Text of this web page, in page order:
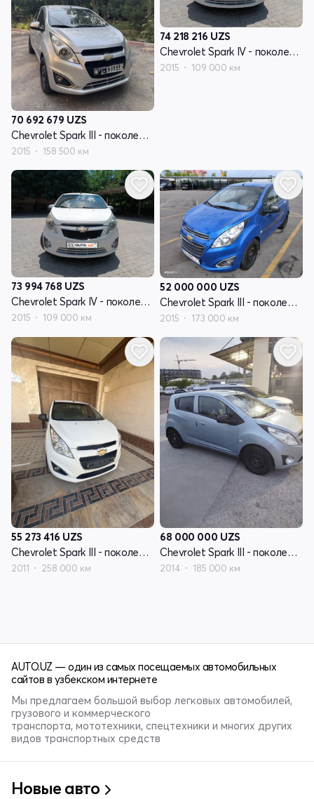
70 692 679 UZS
Chevrolet Spark III - поколение
2015 158 500 км
74 218 216 UZS
Chevrolet Spark IV - поколение
2015 109 000 км
73 994 768 UZS
Chevrolet Spark IV - поколение
2015 109 000 км
52 000 000 UZS
Chevrolet Spark III - поколение
2015 173 000 км
55 273 416 UZS
Chevrolet Spark III - поколение
2011 258 000 км
68 000 000 UZS
Chevrolet Spark III - поколение
2014 185 000 км
AUTO.UZ — один из самых посещаемых автомобильных
сайтов в узбекском интернете
Мы предлагаем большой выбор легковых автомобилей,
грузового и коммерческого
транспорта, мототехники, спецтехники и многих других
видов транспортных средств
Новые авто